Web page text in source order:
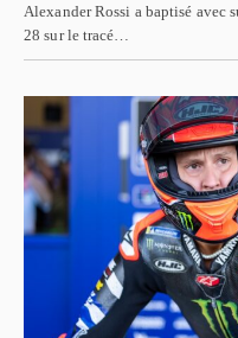
Alexander Rossi a baptisé avec
28 sur le tracé…